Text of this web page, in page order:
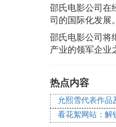
邵氏电影公司在
司的国际化发展
邵氏电影公司将
产业的领军企业
热点内容
允熙雪代表作品
看花絮网站：解